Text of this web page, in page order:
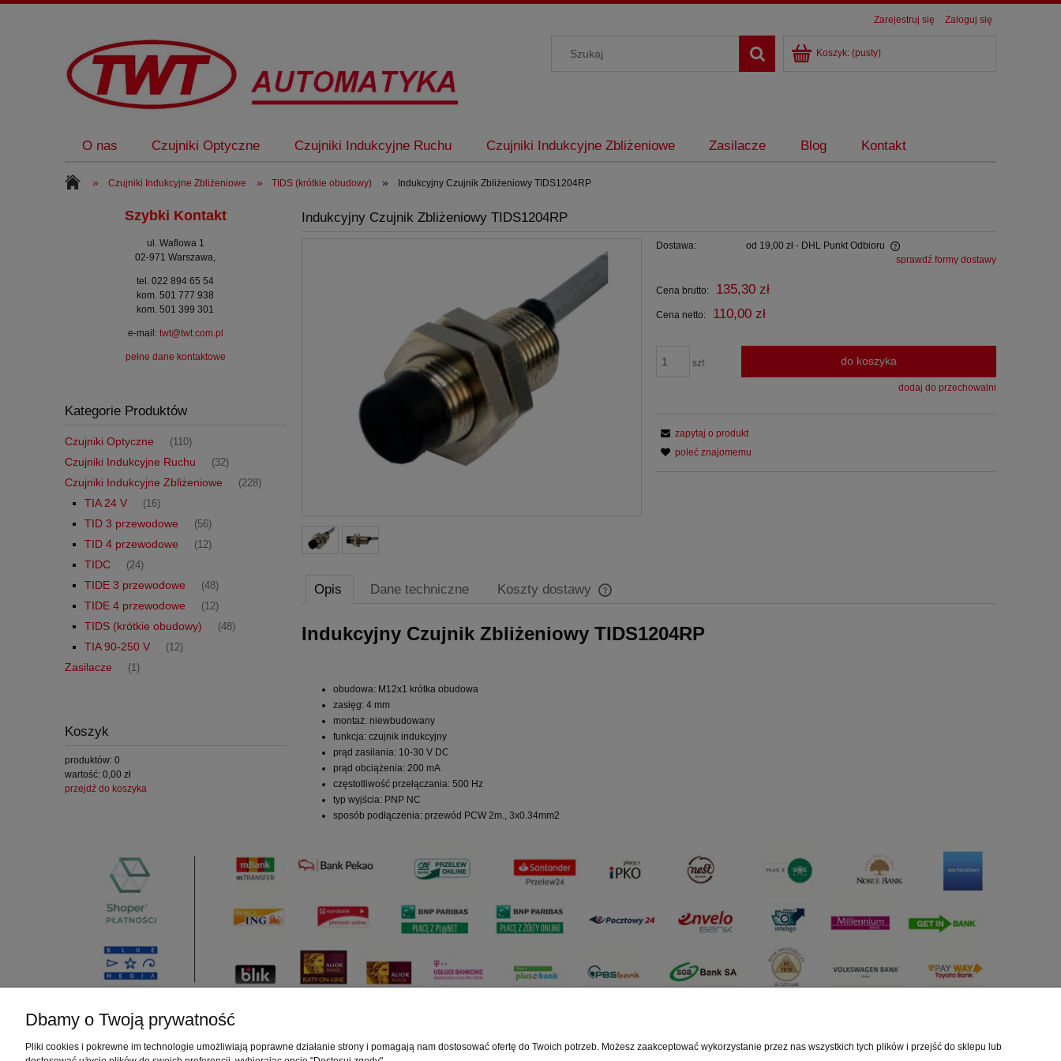
Zarejestruj się Zaloguj się
Koszyk: (pusty)
O nas Czujniki Optyczne Czujniki Indukcyjne Ruchu Czujniki Indukcyjne Zbliżeniowe Zasilacze Blog Kontakt
» Czujniki Indukcyjne Zbliżeniowe » TIDS (krótkie obudowy) » Indukcyjny Czujnik Zbliżeniowy TIDS1204RP
Szybki Kontakt
ul. Waflowa 1
02-971 Warszawa,
tel. 022 894 65 54
kom. 501 777 938
kom. 501 399 301
e-mail: twt@twt.com.pl
pełne dane kontaktowe
Kategorie Produktów
Czujniki Optyczne (110)
Czujniki Indukcyjne Ruchu (32)
Czujniki Indukcyjne Zbliżeniowe (228)
TIA 24 V (16)
TID 3 przewodowe (56)
TID 4 przewodowe (12)
TIDC (24)
TIDE 3 przewodowe (48)
TIDE 4 przewodowe (12)
TIDS (krótkie obudowy) (48)
TIA 90-250 V (12)
Zasilacze (1)
Koszyk
produktów: 0
wartość: 0,00 zł
przejdź do koszyka
Indukcyjny Czujnik Zbliżeniowy TIDS1204RP
Dostawa: od 19,00 zł - DHL Punkt Odbioru
płatności
sprawdź formy dostawy
Cena brutto: 135,30 zł
Cena netto: 110,00 zł
szt. do koszyka
dodaj do przechowalni
zapytaj o produkt
poleć znajomemu
Opis Dane techniczne Koszty dostawy
Cena nie zawiera ewentualnych kosztów
Indukcyjny Czujnik Zbliżeniowy TIDS1204RP
obudowa: M12x1 krótka obudowa
zasięg: 4 mm
montaż: niewbudowany
funkcja: czujnik indukcyjny
prąd zasilania: 10-30 V DC
prąd obciążenia: 200 mA
częstotliwość przełączania: 500 Hz
typ wyjścia: PNP NC
sposób podłączenia: przewód PCW 2m., 3x0.34mm2
Dbamy o Twoją prywatność
Pliki cookies i pokrewne im technologie umożliwiają poprawne działanie strony i pomagają nam dostosować ofertę do Twoich potrzeb. Możesz zaakceptować wykorzystanie przez nas wszystkich tych plików i przejść do sklepu lub